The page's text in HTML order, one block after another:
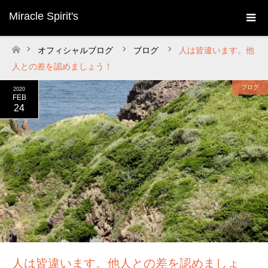
Miracle Spirit's
ホーム
オフィシャルブログ ブログ
人は皆違います。他
人との差を認めましょう！
2020
FEB
24
ブログ
人は皆違います。他人との差を認めましょ